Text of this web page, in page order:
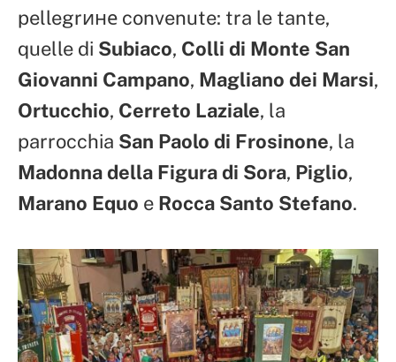
pellegrине convenute: tra le tante,
quelle di Subiaco, Colli di Monte San
Giovanni Campano, Magliano dei Marsi,
Ortucchio, Cerreto Laziale, la
parrocchia San Paolo di Frosinone, la
Madonna della Figura di Sora, Piglio,
Marano Equo e Rocca Santo Stefano.